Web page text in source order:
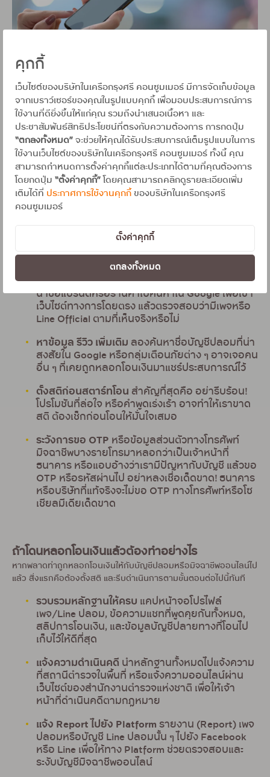
คุกกี้
เว็บไซต์ของบริษัทในเครือกรุงศรี คอนซูมเมอร์ มีการจัดเก็บข้อมูล
จากเบราว์เซอร์ของคุณในรูปแบบคุกกี้ เพื่อมอบประสบการณ์การ
ใช้งานที่ดียิ่งขึ้นให้แก่คุณ รวมถึงนำเสนอเนื้อหา และ
ประชาสัมพันธ์สิทธิประโยชน์ที่ตรงกับความต้องการ การกดปุ่ม
“ตกลงทั้งหมด”จะช่วยให้คุณได้รับประสบการณ์เต็มรูปแบบในการ
ใช้งานเว็บไซต์ของบริษัทในเครือกรุงศรี คอนซูมเมอร์ ทั้งนี้ คุณ
สามารถกำหนดการตั้งค่าคุกกี้แต่ละประเภทได้ตามที่คุณต้องการ
โดยกดปุ่ม “ตั้งค่าคุกกี้”โดยคุณสามารถคลิกดูรายละเอียดเพิ่ม
เติมได้ที่ ประกาศการใช้งานคุกกี้ของบริษัทในเครือกรุงศรี
คอนซูมเมอร์
ตั้งค่าคุกกี้
ตกลงทั้งหมด
เช็กยังไงให้มั่นใจก่อนทำธุรกรรมทางการเงิน
นอกจากการสังเกตเบื้องต้นแล้ว การตรวจสอบข้อมูลให้รอบด้านก่อน
ตัดสินใจเชื่อ หรือทำธุรกรรมใด ๆ ถือเป็นหัวใจสำคัญของการป้องกัน
มิจฉาชีพ ลองใช้วิธีเหล่านี้เพื่อความชัวร์
ตรวจสอบ Page Transparency (ความโปร่งใสของ
โปร่งใสของเพจ" ได้ จะเห็นว่าเพจนั้นสร้างขึ้นเมื่อไหร่
มีประวัติการเปลี่ยนชื่อหรือไม่ เพจที่โปร่งใสมักจะน่า
เชื่อถือกว่า
ยืนยันกับช่องทาง Official อื่น ๆหากไม่แน่ใจ ให้ลอง
นำชื่อแบรนด์หรือร้านค้าไปค้นหาใน Google เพื่อเข้า
เว็บไซต์ทางการโดยตรง แล้วตรวจสอบว่ามีเพจหรือ
Line Official ตามที่เห็นจริงหรือไม่
หาข้อมูล รีวิว เพิ่มเติม ลองค้นหาชื่อบัญชีปลอมที่น่า
สงสัยใน Google หรือกลุ่มเตือนภัยต่าง ๆ อาจเจอคน
อื่น ๆ ที่เคยถูกหลอกโอนเงินมาแชร์ประสบการณ์ไว้
ตั้งสติก่อนสตาร์ทโอน สำคัญที่สุดคือ อย่ารีบร้อน!
โปรโมชันที่ล่อใจ หรือคำพูดเร่งเร้า อาจทำให้เราขาด
สติ ต้องเช็กก่อนโอนให้มั่นใจเสมอ
ระวังการขอ OTP หรือข้อมูลส่วนตัวทางโทรศัพท์
มิจฉาชีพบางรายโทรมาหลอกว่าเป็นเจ้าหน้าที่
ธนาคาร หรือแอบอ้างว่าเรามีปัญหากับบัญชี แล้วขอ
OTP หรือรหัสผ่านไป อย่าหลงเชื่อเด็ดขาด! ธนาคาร
หรือบริษัทที่แท้จริงจะไม่ขอ OTP ทางโทรศัพท์หรือโซ
เชียลมีเดียเด็ดขาด
ถ้าโดนหลอกโอนเงินแล้วต้องทำอย่างไร
หากพลาดท่าถูกหลอกโอนเงินให้กับบัญชีปลอมหรือมิจฉาชีพออนไลน์ไป
แล้ว สิ่งแรกคือต้องตั้งสติ และรีบดำเนินการตามขั้นตอนต่อไปนี้ทันที
รวบรวมหลักฐานให้ครบ แคปหน้าจอโปรไฟล์
เพจ/Line ปลอม, ข้อความแชทที่พูดคุยกันทั้งหมด,
สลิปการโอนเงิน, และข้อมูลบัญชีปลายทางที่โอนไป
เก็บไว้ให้ดีที่สุด
แจ้งความดำเนินคดี นำหลักฐานทั้งหมดไปแจ้งความ
ที่สถานีตำรวจในพื้นที่ หรือแจ้งความออนไลน์ผ่าน
เว็บไซต์ของสำนักงานตำรวจแห่งชาติ เพื่อให้เจ้า
หน้าที่ดำเนินคดีตามกฎหมาย
แจ้ง Report ไปยัง Platform รายงาน (Report) เพจ
ปลอมหรือบัญชี Line ปลอมนั้น ๆ ไปยัง Facebook
หรือ Line เพื่อให้ทาง Platform ช่วยตรวจสอบและ
ระงับบัญชีมิจฉาชีพออนไลน์